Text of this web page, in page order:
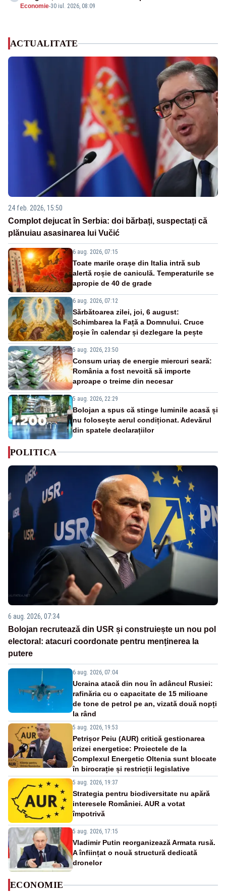
Economie-30 iul. 2026, 08:09
ACTUALITATE
24 feb. 2026, 15:50
Complot dejucat în Serbia: doi bărbați, suspectați că
plănuiau asasinarea lui Vučić
6 aug. 2026, 07:15
Toate marile orașe din Italia intră sub
alertă roșie de caniculă. Temperaturile se
apropie de 40 de grade
6 aug. 2026, 07:12
Sărbătoarea zilei, joi, 6 august:
Schimbarea la Față a Domnului. Cruce
roșie în calendar și dezlegare la pește
5 aug. 2026, 23:50
Consum uriaș de energie miercuri seară:
România a fost nevoită să importe
aproape o treime din necesar
5 aug. 2026, 22:29
Bolojan a spus că stinge luminile acasă și
nu folosește aerul condiționat. Adevărul
din spatele declarațiilor
POLITICA
6 aug. 2026, 07:34
Bolojan recrutează din USR și construiește un nou pol
electoral: atacuri coordonate pentru menținerea la
putere
6 aug. 2026, 07:04
Ucraina atacă din nou în adâncul Rusiei:
rafinăria cu o capacitate de 15 milioane
de tone de petrol pe an, vizată două nopți
la rând
5 aug. 2026, 19:53
Petrișor Peiu (AUR) critică gestionarea
crizei energetice: Proiectele de la
Complexul Energetic Oltenia sunt blocate
în birocrație și restricții legislative
5 aug. 2026, 19:37
Strategia pentru biodiversitate nu apără
interesele României. AUR a votat
împotrivă
5 aug. 2026, 17:15
Vladimir Putin reorganizează Armata rusă.
A înființat o nouă structură dedicată
dronelor
ECONOMIE